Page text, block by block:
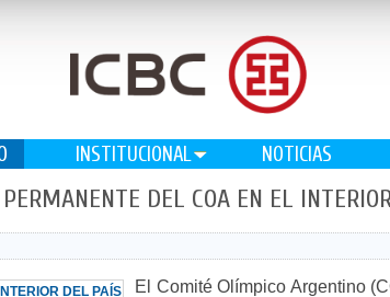
INSTITUCIONAL NOTICIAS
DEL COA EN EL
El Comité Olímpico Argentino